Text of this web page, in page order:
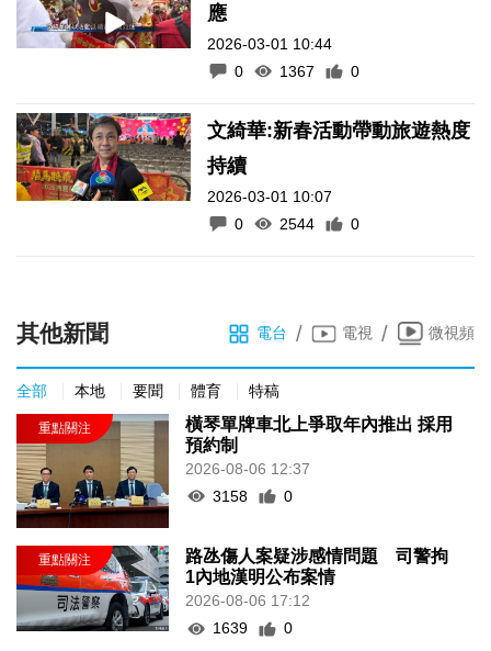
應
2026-03-01 10:44
0
1367 0
文綺華:新春活動帶動旅遊熱度
持續
2026-03-01 10:07
0
2544 0
其他新聞 電台 / 電視 / 微視頻
全部 本地 要聞 體育 特稿
橫琴單牌車北上爭取年內推出 採用
預約制
2026-08-06 12:37
3158
0
路氹傷人案疑涉感情問題 司警拘
1內地漢明公布案情
2026-08-06 17:12
1639
0